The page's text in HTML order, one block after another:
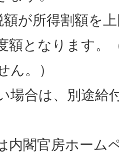
が所得割額を
額となります。
ん。）
場合は、別途給
内閣官房ホーム